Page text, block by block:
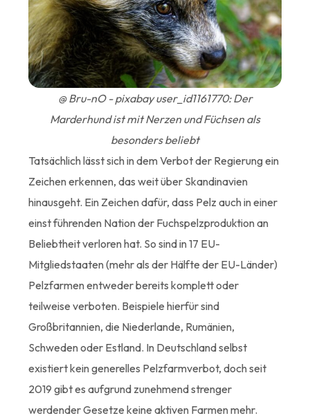
@ Bru-nO - pixabay user_id1161770: Der
Marderhund ist mit Nerzen und Füchsen als
besonders beliebt
Tatsächlich lässt sich in dem Verbot der Regierung ein
Zeichen erkennen, das weit über Skandinavien
hinausgeht. Ein Zeichen dafür, dass Pelz auch in einer
einst führenden Nation der Fuchspelzproduktion an
Beliebtheit verloren hat. So sind in 17 EU-
Mitgliedstaaten (mehr als der Hälfte der EU-Länder)
Pelzfarmen entweder bereits komplett oder
teilweise verboten. Beispiele hierfür sind
Großbritannien, die Niederlande, Rumänien,
Schweden oder Estland. In Deutschland selbst
existiert kein generelles Pelzfarmverbot, doch seit
2019 gibt es aufgrund zunehmend strenger
werdender Gesetze keine aktiven Farmen mehr.